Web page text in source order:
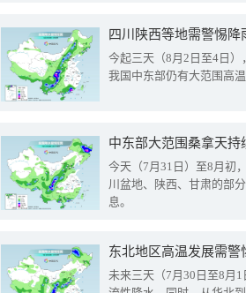
今起三天（8月2日至4日
我国中东部仍有大范围高
中东部大范围桑拿天
今天（7月31日）至8月初
川盆地、陕西、甘肃的部
息。
东北地区高温发展需
未来三天（7月30日至8月